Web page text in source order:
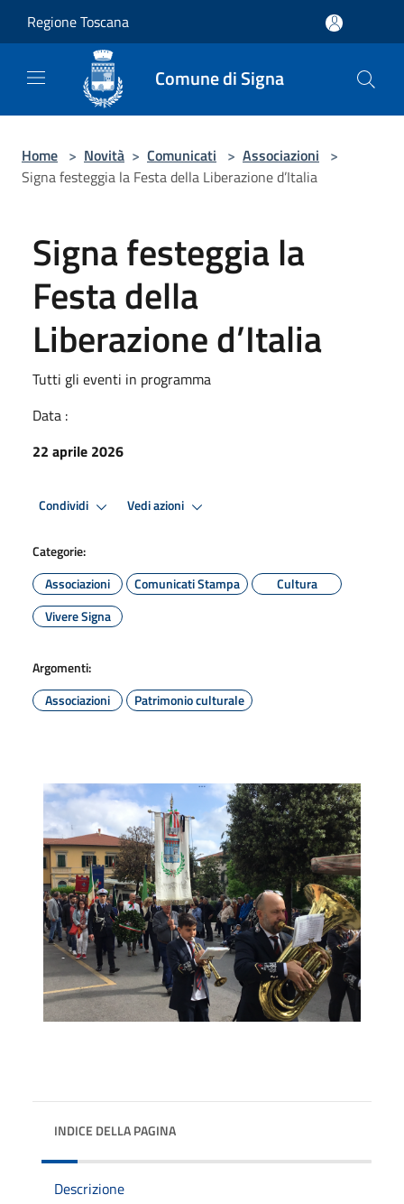
Regione Toscana
Comune di Signa
Home > Novità > Comunicati > Associazioni >
Signa festeggia la Festa della Liberazione d’Italia
Signa festeggia la
Festa della
Liberazione d’Italia
Tutti gli eventi in programma
Data :
22 aprile 2026
Condividi Vedi azioni
Categorie:
Associazioni
Comunicati Stampa
Cultura
Vivere Signa
Argomenti:
Associazioni
Patrimonio culturale
INDICE DELLA PAGINA
Descrizione